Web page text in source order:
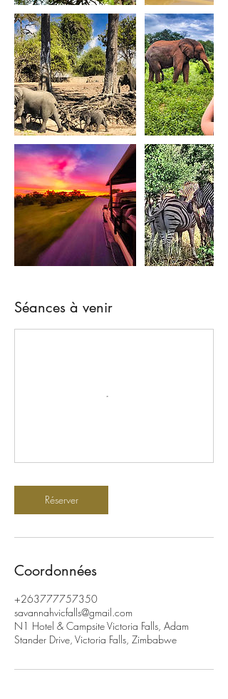
Séances à venir
Réserver
Coordonnées
+263777757350
savannahvicfalls@gmail.com
N1 Hotel & Campsite Victoria Falls, Adam
Stander Drive, Victoria Falls, Zimbabwe